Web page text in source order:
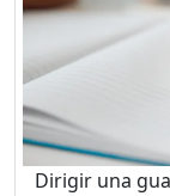
Dirigir una